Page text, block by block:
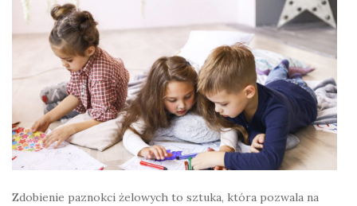
Zdobienie paznokci żelowych to sztuka, która pozwala na